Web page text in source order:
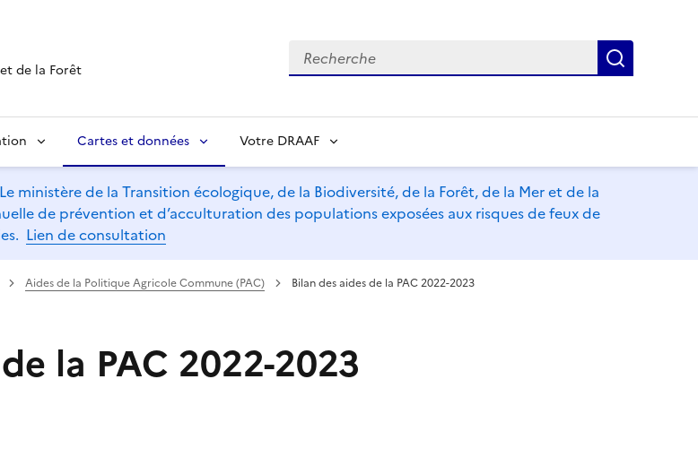
de la Forêt
Recherche
Cartes et données Votre DRAAF
Le ministère de la Transition écologique, de la Biodiversité, de la Forêt, de la Mer et de la
de prévention et d’acculturation des populations exposées aux risques de feux de
Lien de consultation
Aides de la Politique Agricole Commune (PAC) Bilan des aides de la PAC 2022-2023
la PAC 2022-2023